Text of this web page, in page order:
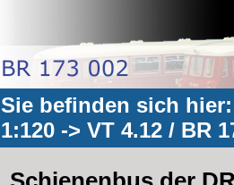
Sie befinden sich
1:120 -> VT 4.12 / BR